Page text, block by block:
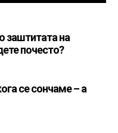
заштитата на
почесто?
се сончаме – а